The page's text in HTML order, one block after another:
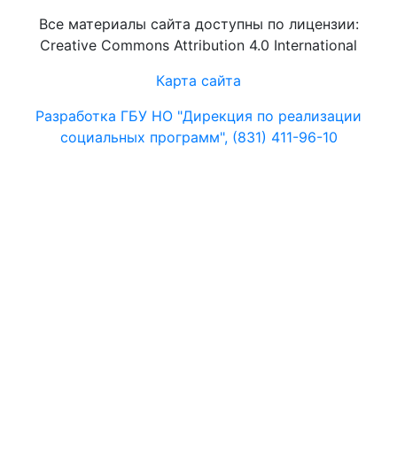
Все материалы сайта доступны по лицензии:
Creative Commons Attribution 4.0 International
Карта сайта
Разработка ГБУ НО "Дирекция по реализации
социальных программ", (831) 411-96-10